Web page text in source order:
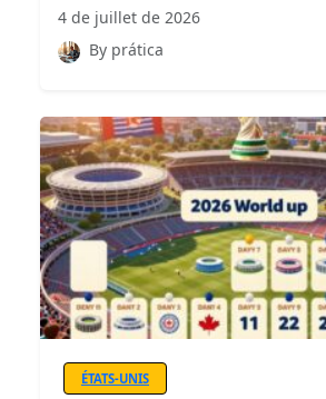
4 de juillet de 2026
By prática
ÉTATS-UNIS